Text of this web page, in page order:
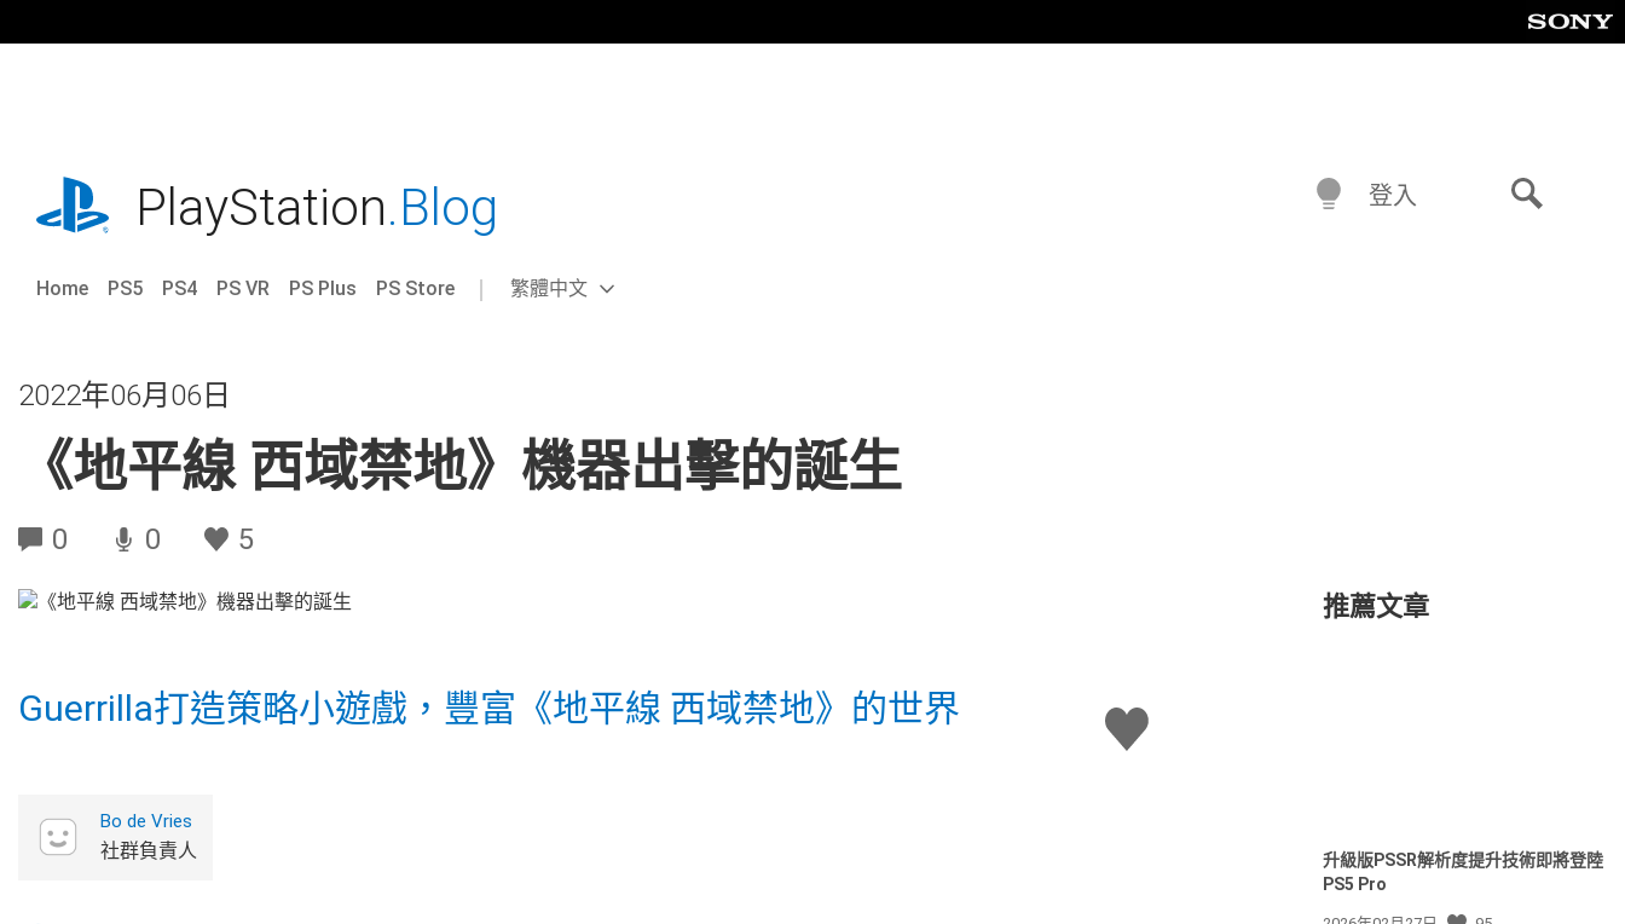
往
playstation.comPlayStation.Blog
Home PS5 PS4 PS VR PS Plus PS Store
Select
Current
繁體中文
登入
2022年06月06日
《地平線 西域禁地》機器出擊的誕生
0 0 5
讚
Guerrilla打造策略小遊戲，豐富《地平線 西域禁地》的世界
Bo de Vries
社群負責人
推薦文章
升級版PSSR解析度提升技術即將登陸
PS5 Pro